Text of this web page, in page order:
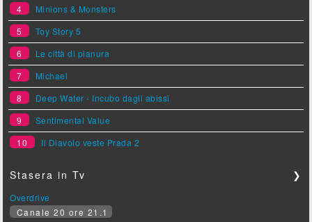
4
Minions & Monsters
5
Toy Story 5
6
Le città di pianura
7
Michael
8
Deep Water - Incubo dagli abissi
9
Sentimental Value
10
Il Diavolo veste Prada 2
Stasera in Tv ❯
Overdrive
Canale 20 ore 21.1